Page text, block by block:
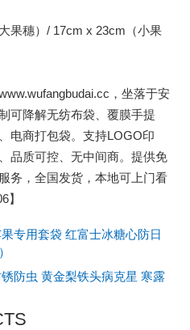
果穗）/ 17cm x 23cm（小果
，坐落于安
可降解无纺布袋、覆膜手提
电商打包袋。支持LOGO印
品质可控、无中间商。提供免
务，全国发货，本地可上门看
】
专用套袋 红富士冰糖心防日
防虫 黄金梨铁头病克星 寒露